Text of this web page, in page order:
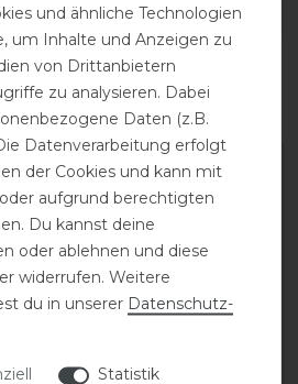
PRODUKTSICHERHEIT
für dich
-10%
und ähnliche Technologien
um Inhalte und Anzeigen zu
von Drittanbietern
zu analysieren. Dabei
Daten (z.B.
Datenverarbeitung erfolgt
der Cookies und kann mit
aufgrund berechtigten
Du kannst deine
oder ablehnen und diese
widerrufen. Weitere
du in unserer Daten­schutz­
Statistik